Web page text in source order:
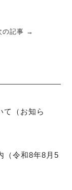
の記事 →
て（お知ら
（令和8年8月5